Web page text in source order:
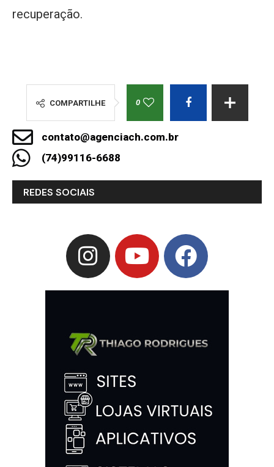
recuperação.
COMPARTILHE 0
contato@agenciach.com.br
(74)99116-6688
REDES SOCIAIS